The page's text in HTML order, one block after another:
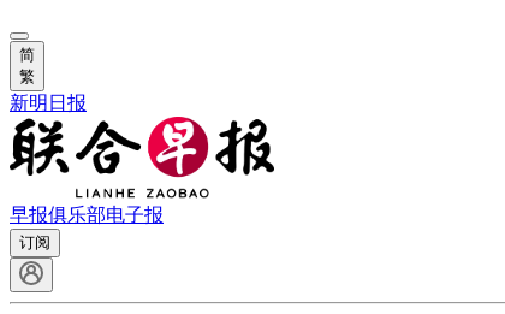
简
繁
新明日报
早报俱乐部电子报
订阅